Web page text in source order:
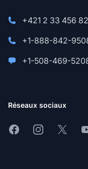
+421 2 33 456
+1-888-842-
+1-508-469-
Réseaux sociaux
FacebookInstagram
X